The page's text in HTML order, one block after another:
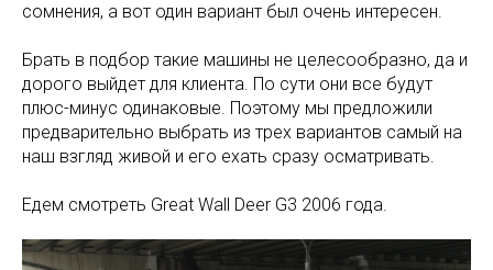
сомнения, а вот один вариант был очень интересен.
Брать в подбор такие машины не целесообразно, да и
дорого выйдет для клиента. По сути они все будут
плюс-минус одинаковые. Поэтому мы предложили
предварительно выбрать из трех вариантов самый на
наш взгляд живой и его ехать сразу осматривать.
Едем смотреть Great Wall Deer G3 2006 года.